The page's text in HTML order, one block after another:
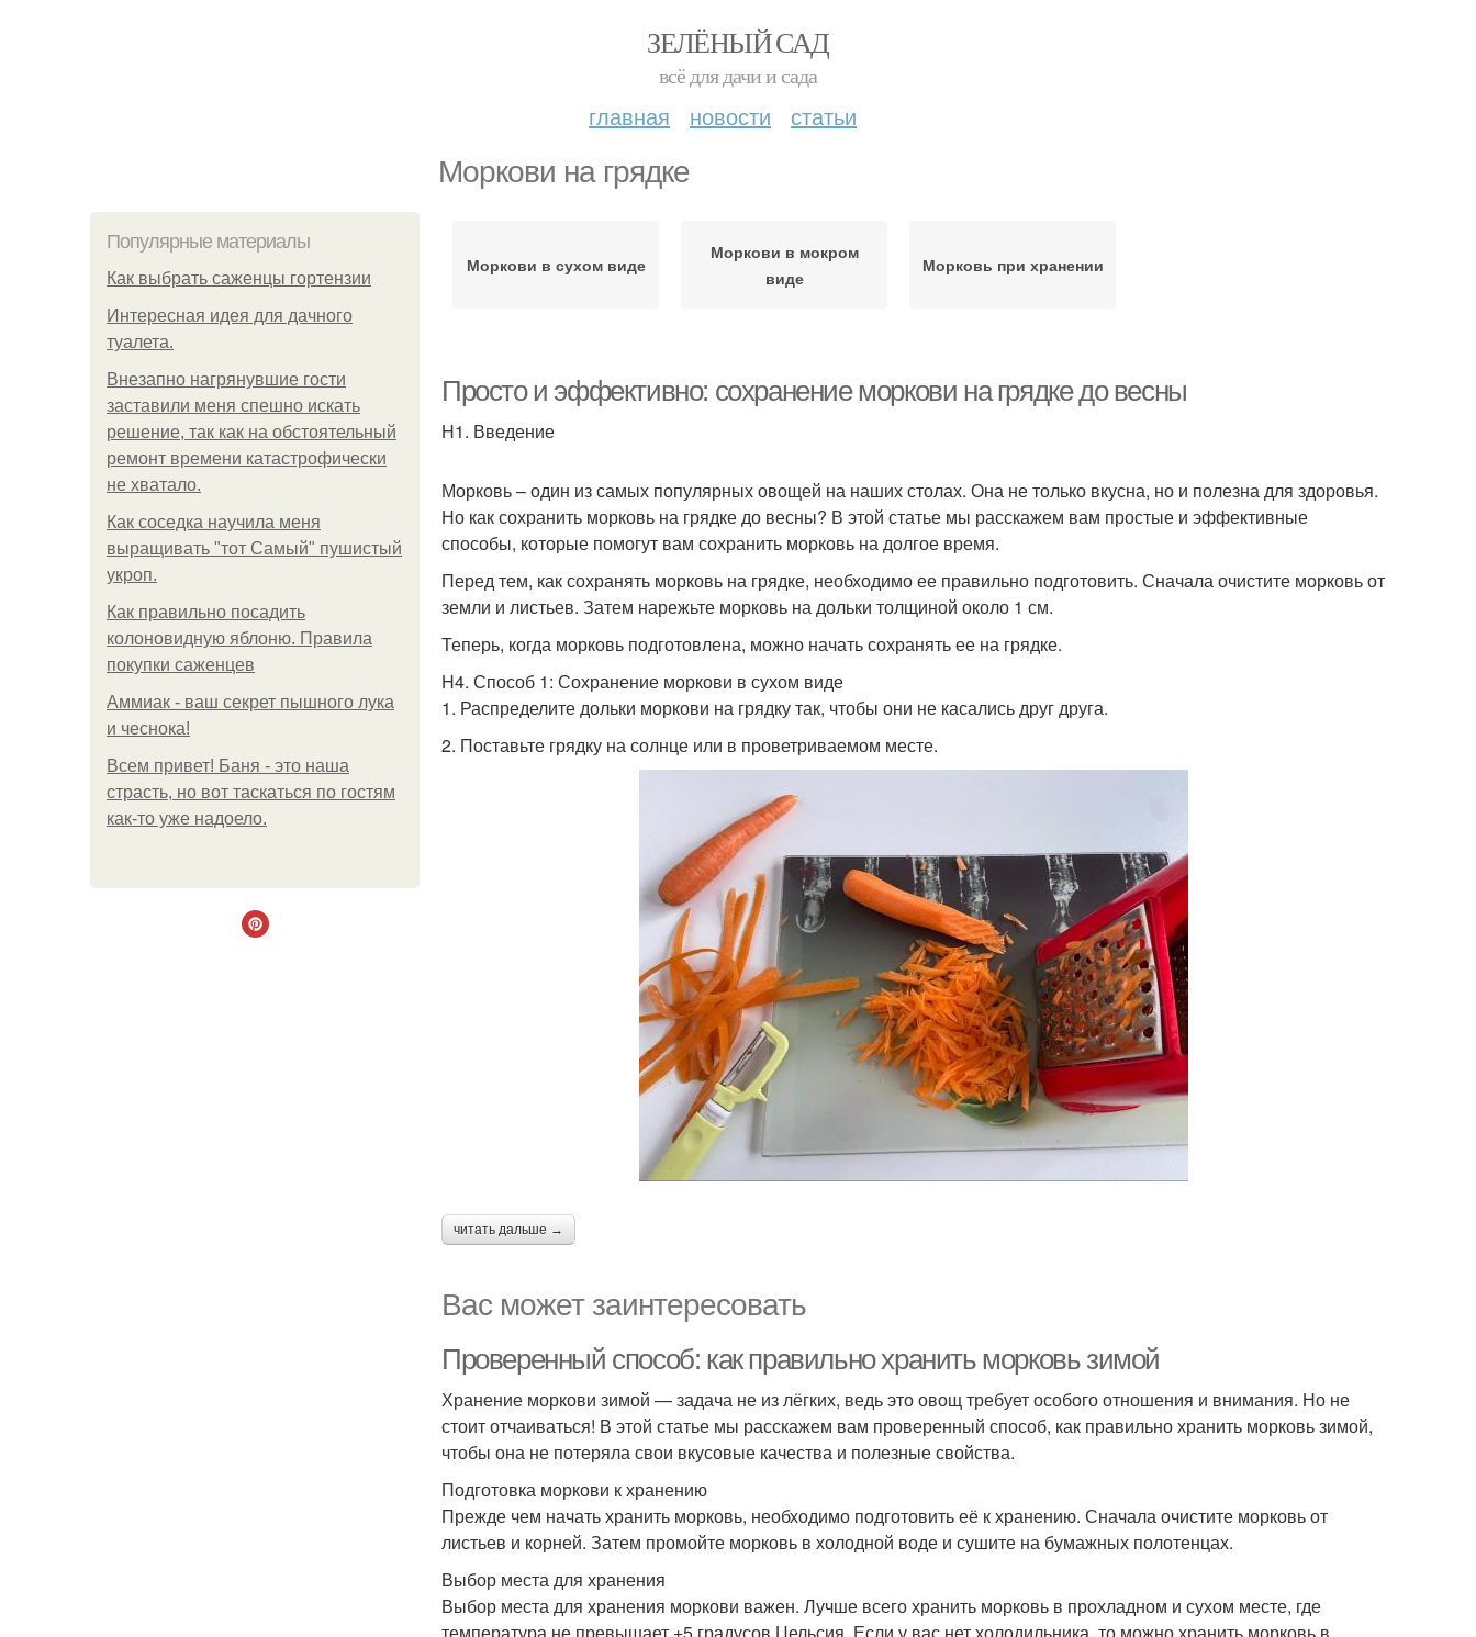
ЗЕЛЁНЫЙ САД
всё для дачи и сада
главная новости статьи
Моркови на грядке
Популярные материалы
Как выбрать саженцы гортензии
Интересная идея для дачного
туалета.
Внезапно нагрянувшие гости
заставили меня спешно искать
решение, так как на обстоятельный
ремонт времени катастрофически
не хватало.
Как соседка научила меня
выращивать "тот Самый" пушистый
укроп.
Как правильно посадить
колоновидную яблоню. Правила
покупки саженцев
Аммиак - ваш секрет пышного лука
и чеснока!
Всем привет! Баня - это наша
страсть, но вот таскаться по гостям
как-то уже надоело.
Моркови в сухом виде
Моркови в мокром
виде
Морковь при хранении
Просто и эффективно: сохранение моркови на грядке до весны
H1. Введение
Морковь – один из самых популярных овощей на наших столах. Она не только вкусна, но и полезна для здоровья.
Но как сохранить морковь на грядке до весны? В этой статье мы расскажем вам простые и эффективные
способы, которые помогут вам сохранить морковь на долгое время.
Перед тем, как сохранять морковь на грядке, необходимо ее правильно подготовить. Сначала очистите морковь от
земли и листьев. Затем нарежьте морковь на дольки толщиной около 1 см.
Теперь, когда морковь подготовлена, можно начать сохранять ее на грядке.
H4. Способ 1: Сохранение моркови в сухом виде
1. Распределите дольки моркови на грядку так, чтобы они не касались друг друга.
2. Поставьте грядку на солнце или в проветриваемом месте.
читать дальше →
Вас может заинтересовать
Проверенный способ: как правильно хранить морковь зимой
Хранение моркови зимой — задача не из лёгких, ведь это овощ требует особого отношения и внимания. Но не
стоит отчаиваться! В этой статье мы расскажем вам проверенный способ, как правильно хранить морковь зимой,
чтобы она не потеряла свои вкусовые качества и полезные свойства.
Подготовка моркови к хранению
Прежде чем начать хранить морковь, необходимо подготовить её к хранению. Сначала очистите морковь от
листьев и корней. Затем промойте морковь в холодной воде и сушите на бумажных полотенцах.
Выбор места для хранения
Выбор места для хранения моркови важен. Лучше всего хранить морковь в прохладном и сухом месте, где